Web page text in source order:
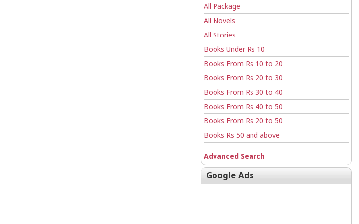
All Package
All Novels
All Stories
Books Under Rs 10
Books From Rs 10 to 20
Books From Rs 20 to 30
Books From Rs 30 to 40
Books From Rs 40 to 50
Books From Rs 20 to 50
Books Rs 50 and above
Advanced Search
Google Ads